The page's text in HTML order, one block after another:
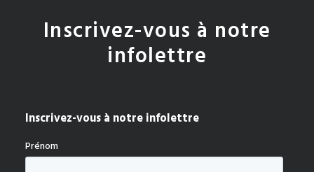
Inscrivez-vous à notre
infolettre